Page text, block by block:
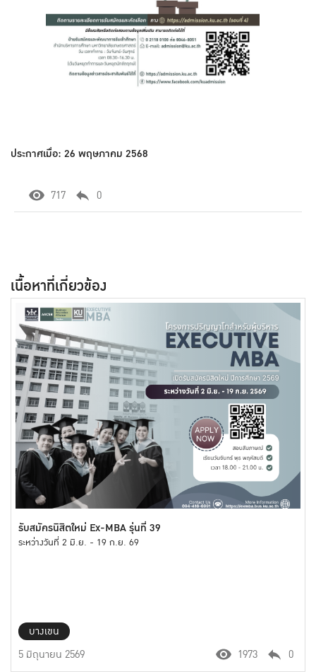
ประกาศเมื่อ: 26 พฤษภาคม 2568
717 0
เนื้อหาที่เกี่ยวข้อง
รับสมัครนิสิตใหม่ Ex-MBA รุ่นที่ 39
ระหว่างวันที่ 2 มิ.ย. - 19 ก.ย. 69
บางเขน
5 มิถุนายน 2569
1973 0